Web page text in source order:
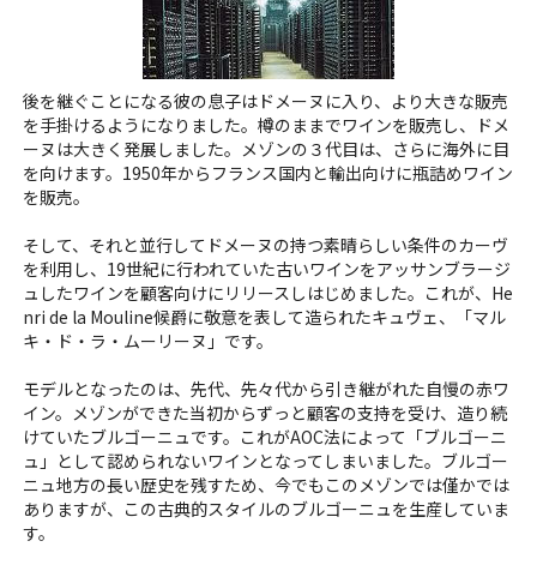
後を継ぐことになる彼の息子はドメーヌに入り、より大きな販売
を手掛けるようになりました。樽のままでワインを販売し、ドメ
ーヌは大きく発展しました。メゾンの３代目は、さらに海外に目
を向けます。1950年からフランス国内と輸出向けに瓶詰めワイン
を販売。
そして、それと並行してドメーヌの持つ素晴らしい条件のカーヴ
を利用し、19世紀に行われていた古いワインをアッサンブラージ
ュしたワインを顧客向けにリリースしはじめました。これが、He
nri de la Mouline候爵に敬意を表して造られたキュヴェ、「マル
キ・ド・ラ・ムーリーヌ」です。
モデルとなったのは、先代、先々代から引き継がれた自慢の赤ワ
イン。メゾンができた当初からずっと顧客の支持を受け、造り続
けていたブルゴーニュです。これがAOC法によって「ブルゴーニ
ュ」として認められないワインとなってしまいました。ブルゴー
ニュ地方の長い歴史を残すため、今でもこのメゾンでは僅かでは
ありますが、この古典的スタイルのブルゴーニュを生産していま
す。